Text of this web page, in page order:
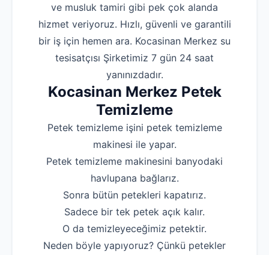
ve musluk tamiri gibi pek çok alanda
hizmet veriyoruz. Hızlı, güvenli ve garantili
bir iş için hemen ara. Kocasinan Merkez su
tesisatçısı Şirketimiz 7 gün 24 saat
yanınızdadır.
Kocasinan Merkez Petek
Temizleme
Petek temizleme işini petek temizleme
makinesi ile yapar.
Petek temizleme makinesini banyodaki
havlupana bağlarız.
Sonra bütün petekleri kapatırız.
Sadece bir tek petek açık kalır.
O da temizleyeceğimiz petektir.
Neden böyle yapıyoruz? Çünkü petekler